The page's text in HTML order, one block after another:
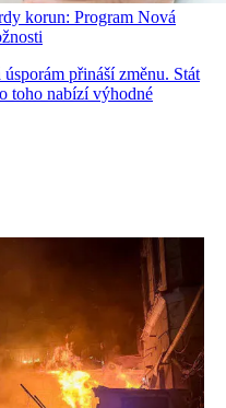
korun: Program Nová
přináší změnu. Stát
toho nabízí výhodné